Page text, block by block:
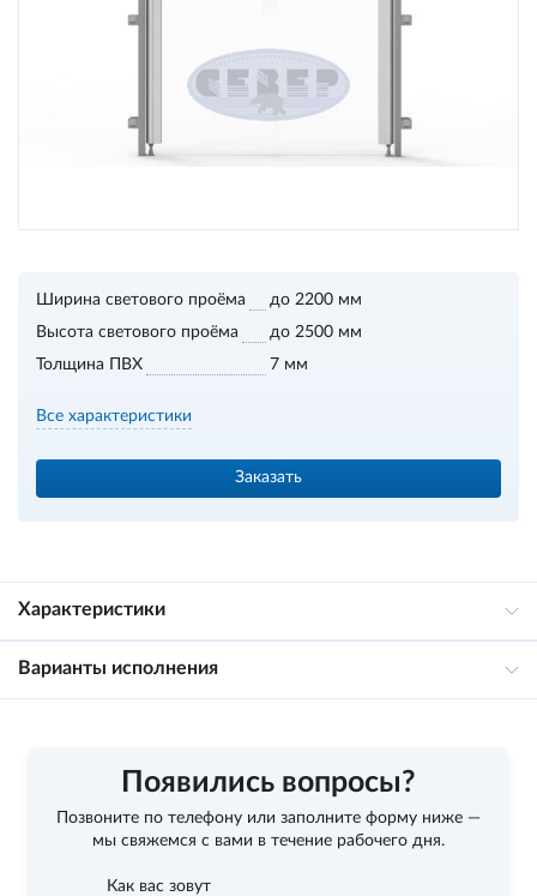
Ширина светового проёма
до 2200 мм
Высота светового проёма
до 2500 мм
Толщина ПВХ
7 мм
Все характеристики
Заказать
Характеристики
Варианты исполнения
Появились вопросы?
Позвоните по телефону или заполните форму ниже —
мы свяжемся с вами в течение рабочего дня.
Как вас зовут